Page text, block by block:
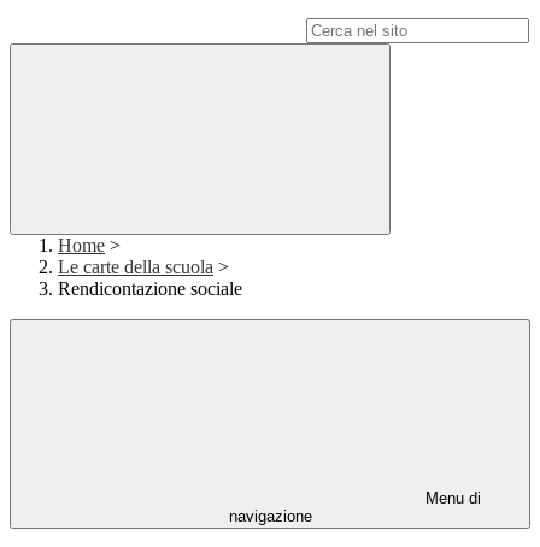
Home >
Le carte della scuola >
Rendicontazione sociale
Menu di
navigazione